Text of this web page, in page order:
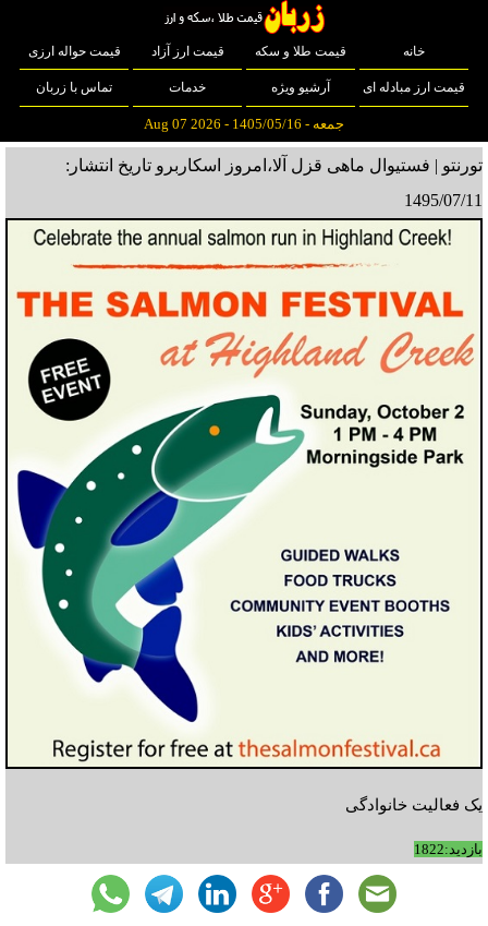
خانه قیمت طلا و سکه قیمت ارز آزاد قیمت حواله ارزی
قیمت ارز مبادله ای آرشیو ویژه خدمات تماس با زربان
جمعه - 1405/05/16 - Aug 07 2026
تورنتو | فستیوال ماهی قزل آلا،امروز اسکاربرو تاریخ انتشار:
1495/07/11
یک فعالیت خانوادگی
بازدید:1822